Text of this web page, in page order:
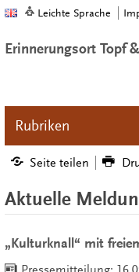
Leichte Sprache
Erinnerungsort Topf
Rubriken
Seite teilen
Aktuelle
„Kulturknall“ mit